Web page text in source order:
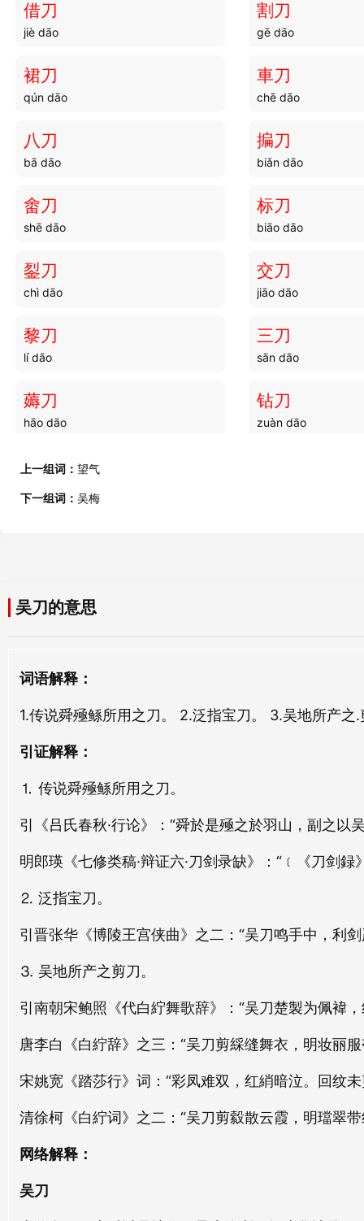
吴咏 吴舠
吴刀 吴人
吴闉 吴冶
吴封 吴绫
吴盐 吴棉
吴门 吴吟
借刀
jiè dāo
割刀
gē dāo
裙刀
qún dāo
車刀
chē dāo
八刀
bā dāo
揙刀
biǎn dāo
畬刀
shē dāo
标刀
biāo dāo
銐刀
chì dāo
交刀
jiāo dāo
黎刀
lí dāo
三刀
sān dāo
薅刀
hāo dāo
钻刀
zuàn dāo
餐刀
腰刀
yāo dāo
yú dāo
悬刀
xuán dāo
短刀
镰刀
鸾刀 巨刀
chǐ dāo guāng dāo
jiǎo dāo yín dāo
铢刀
zhū dāo
并刀
bīng dāo
开刀 畲刀
石刀
shí dāo
上一组词： 望气
下一组词： 吴梅
吴刀的意思
词语解释：
1.传说舜殛鲧所用之刀。 2.泛指宝刀。 3.吴地所产之.
引证解释：
⒈ 传说舜殛鲧所用之刀。
引《吕氏春秋·行论》：“舜於是殛之於羽山，副之以
明郎瑛《七修类稿·辩证六·刀剑录缺》：“﹝《刀剑
⒉ 泛指宝刀。
引晋张华《博陵王宫侠曲》之二：“吴刀鸣手中，利
⒊ 吴地所产之剪刀。
引南朝宋鲍照《代白紵舞歌辞》：“吴刀楚製为佩褘
唐李白《白紵辞》之三：“吴刀剪綵缝舞衣，明妆丽
宋姚宽《踏莎行》词：“彩凤难双，红綃暗泣。回纹
清徐柯《白紵词》之二：“吴刀剪縠散云霞，明璫翠
网络解释：
吴刀